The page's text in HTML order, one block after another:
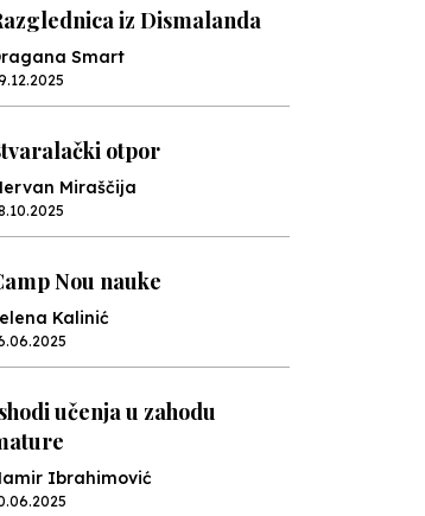
iz Dismalanda
Smart
otpor
Miraščija
Nou nauke
Kalinić
učenja u zahodu
Ibrahimović